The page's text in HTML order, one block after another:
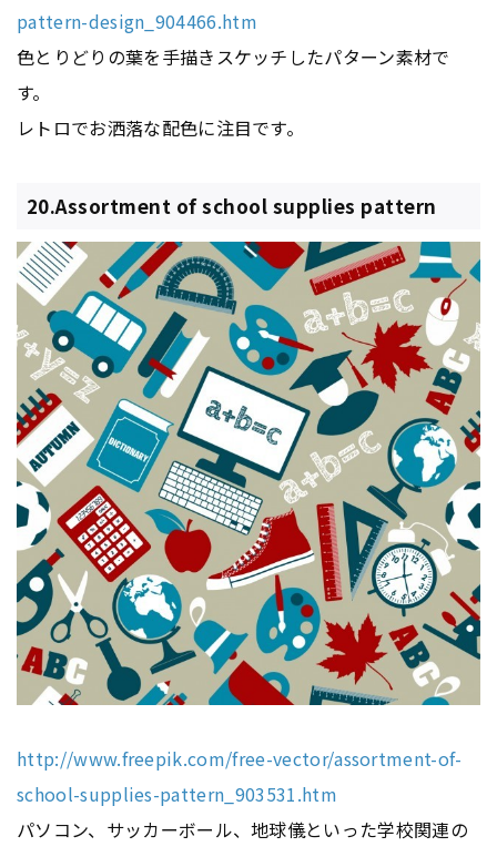
pattern-design_904466.htm
色とりどりの葉を手描きスケッチしたパターン素材で
す。
レトロでお洒落な配色に注目です。
20.Assortment of school supplies pattern
http://www.freepik.com/free-vector/assortment-of-
school-supplies-pattern_903531.htm
パソコン、サッカーボール、地球儀といった学校関連の